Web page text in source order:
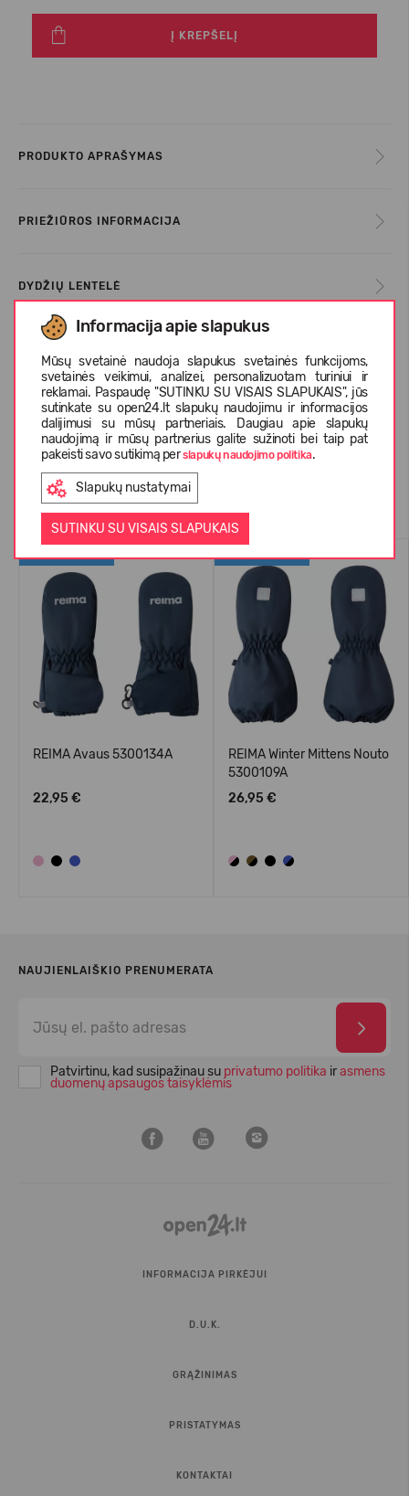
Informacija apie slapukus
Mūsų svetainė naudoja slapukus svetainės funkcijoms,
svetainės veikimui, analizei, personalizuotam turiniui ir
reklamai. Paspaudę "SUTINKU SU VISAIS SLAPUKAIS", jūs
sutinkate su open24.lt slapukų naudojimu ir informacijos
dalijimusi su mūsų partneriais. Daugiau apie slapukų
naudojimą ir mūsų partnerius galite sužinoti bei taip pat
pakeisti savo sutikimą perslapukų naudojimo politika.
Slapukų nustatymai
SUTINKU SU VISAIS SLAPUKAIS
Į KREPŠELĮ
PRODUKTO APRAŠYMAS
PRIEŽIŪROS INFORMACIJA
DYDŽIŲ LENTELĖ
KLIENTŲ ATSILIEPIMAI (1)
Panašios prekės
REIMA Avaus 5300134A
22,95 €
REIMA Winter Mittens Nouto
5300109A
26,95 €
NAUJIENLAIŠKIO PRENUMERATA
Patvirtinu, kad susipažinau su privatumo politika irasmens
duomenų apsaugos taisyklėmis
INFORMACIJA PIRKĖJUI
D.U.K.
GRĄŽINIMAS
PRISTATYMAS
KONTAKTAI